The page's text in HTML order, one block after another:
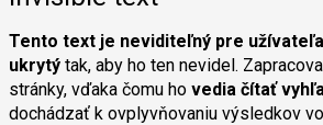
Tento text je neviditeľný pre
ukrytý tak, aby ho ten nevidel.
stránky, vďaka čomu ho vedia čítať
dochádzať k ovplyvňovaniu výsledkov